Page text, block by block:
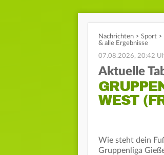
Nachrichten > Sport >
& alle Ergebnisse
07.08.2026, 20:42
Aktuelle
EST
Wie steht dein
Gruppenliga